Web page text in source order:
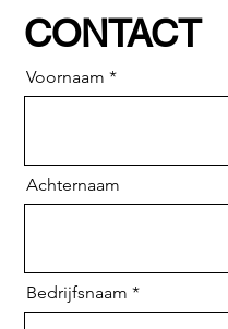
CONTACT
Voornaam
Achternaam
Bedrijfsnaam